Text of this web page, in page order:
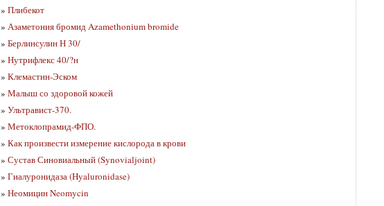
» Плибекот
» Азаметония бромид Azamethonium bromide
» Берлинсулин Н 30/
» Нутрифлекс 40/?н
» Клемастин-Эском
» Малыш со здоровой кожей
» Ультравист-370.
» Метоклопрамид-ФПО.
» Как произвести измерение кислорода в крови
» Сустав Синовиальный (Synovialjoint)
» Гиалуронидаза (Hyaluronidase)
» Неомицин Neomycin